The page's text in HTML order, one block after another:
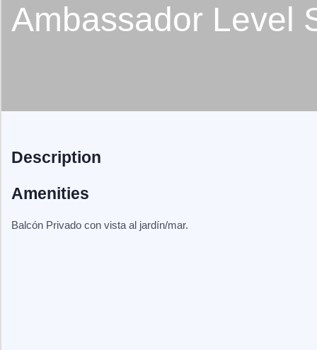
Ambassador Level
Description
Amenities
Balcón Privado con vista al jardín/mar.